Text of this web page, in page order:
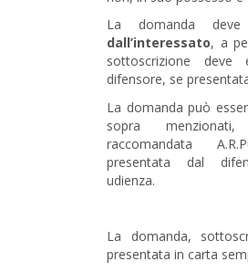
La domanda
dall’interessato, a
sottoscrizione deve
difensore, se
La domanda può
sopra
raccomandata
presentata dal
udienza.
La domanda,
presentata in carta